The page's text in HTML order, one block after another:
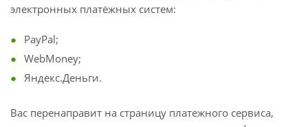
электронных платёжных систем:
PayPal;
WebMoney;
Яндекс.Деньги.
Вас перенаправит на страницу платежного сервиса,